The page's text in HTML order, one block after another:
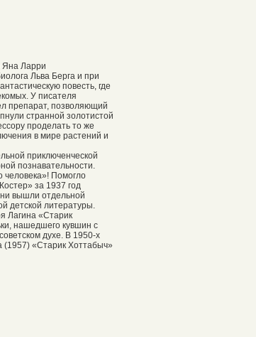
Яна Ларри
Льва Берга и при
повесть, где
У писателя
препарат, позволяющий
странной золотистой
проделать то же
в мире растений и
приключенческой
познавательности.
человека»! Помогло
за 1937 год
вышли отдельной
детской литературы.
Лагина «Старик
нашедшего кувшин с
духе. В 1950-х
(1957) «Старик Хоттабыч»